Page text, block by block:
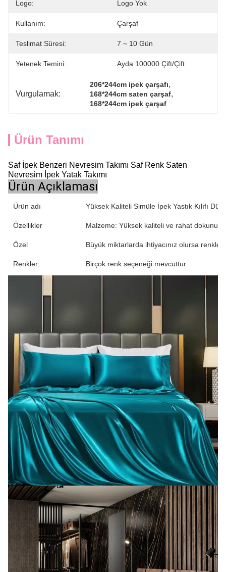
Logo: Logo Yok
Kullanım: Çarşaf
Teslimat Süresi: 7 ~ 10 Gün
Yetenek Temini: Ayda 100000 Çift/Çift
Vurgulamak:
206*244cm ipek çarşafı,
168*244cm saten çarşaf,
168*244cm ipek çarşaf
Ürün Tanımı
Saf İpek Benzeri Nevresim Takımı Saf Renk Saten
Nevresim İpek Yatak Takımı
Ürün Açıklaması
Ürün adı Yüksek Kaliteli Simüle İpek Yastık Kılıfı
Özellikler Malzeme: Yüksek kaliteli ve rahat dokunuş
Özel Büyük miktarlarda ihtiyacınız olursa
Renkler: Birçok renk seçeneği mevcuttur